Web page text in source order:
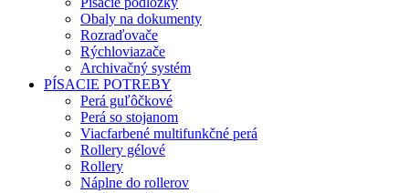
Obaly na dokumenty
Rozraďovače
Rýchloviazače
Archivačný systém
PÍSACIE POTREBY
Perá guľôčkové
Perá so stojanom
Viacfarbené multifunkčné perá
Rollery gélové
Rollery
Náplne do rollerov